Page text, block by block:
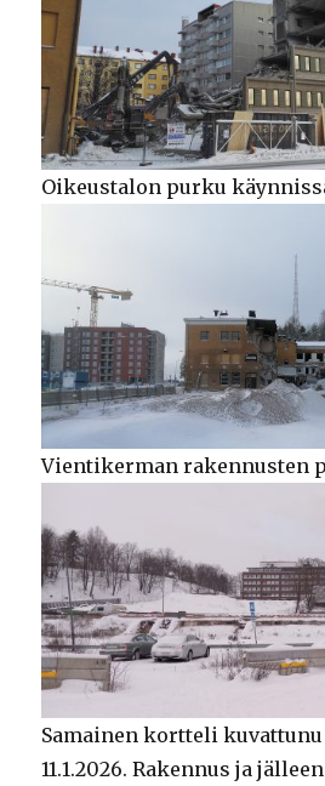
Oikeustalon purku
Vientikerman rakennusten
Samainen kortteli
11.1.2026. Rakennus ja